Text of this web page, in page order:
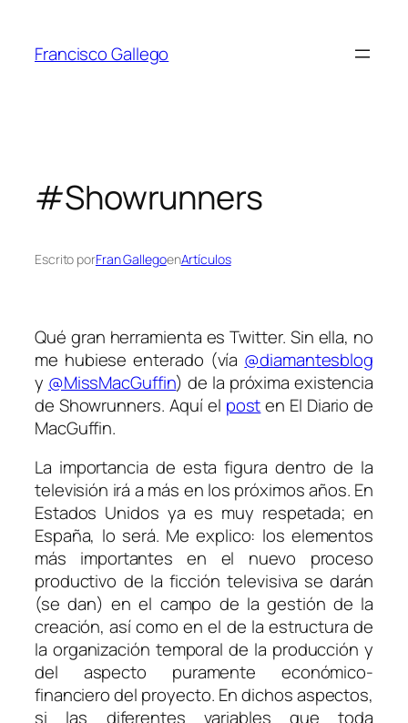
contenido
Francisco Gallego
#Showrunners
Escrito porFran GallegoenArtículos
Qué gran herramienta es Twitter. Sin ella, no
me hubiese enterado (vía @diamantesblog
y @MissMacGuffin) de la próxima existencia
de Showrunners. Aquí el posten El Diario de
MacGuffin.
La importancia de esta figura dentro de la
televisión irá a más en los próximos años. En
Estados Unidos ya es muy respetada; en
España, lo será. Me explico: los elementos
más importantes en el nuevo proceso
productivo de la ficción televisiva se darán
(se dan) en el campo de la gestión de la
creación, así como en el de la estructura de
la organización temporal de la producción y
del aspecto puramente económico-
financiero del proyecto. En dichos aspectos,
si las diferentes variables que toda